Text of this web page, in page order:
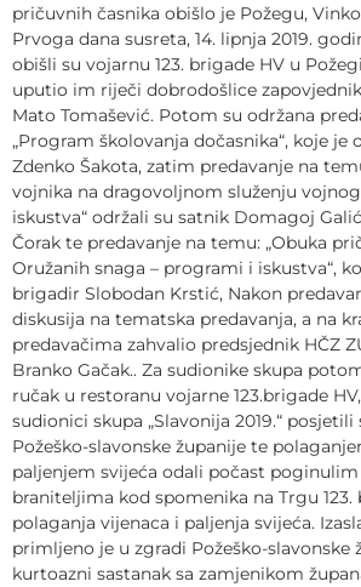
pričuvnih časnika obišlo je Požegu,
Prvoga dana susreta, 14. lipnja 2019.
obišli su vojarnu 123. brigade HV u
uputio im riječi dobrodošlice
Mato Tomašević. Potom su održana
„Program školovanja dočasnika“, koje je
Zdenko Šakota, zatim predavanje na
vojnika na dragovoljnom služenju
iskustva“ održali su satnik Domagoj
Čorak te predavanje na temu: „Obuka
Oružanih snaga – programi i iskustva“,
brigadir Slobodan Krstić, Nakon
diskusija na tematska predavanja, a na
predavačima zahvalio predsjednik HČZ
Branko Gačak.. Za sudionike skupa
ručak u restoranu vojarne 123.brigade
sudionici skupa „Slavonija 2019.“
Požeško-slavonske županije te
paljenjem svijeća odali počast
braniteljima kod spomenika na Trgu 123.
polaganja vijenaca i paljenja svijeća.
primljeno je u zgradi Požeško-slavonske
kurtoazni sastanak sa zamjenikom